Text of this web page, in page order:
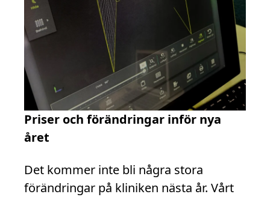
Priser och förändringar inför nya
året
Det kommer inte bli några stora
förändringar på kliniken nästa år. Vårt